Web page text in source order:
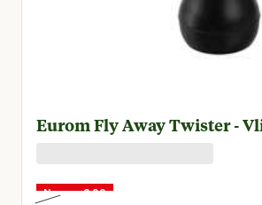
Eurom Fly Away Twister -
Nu voor 3,99